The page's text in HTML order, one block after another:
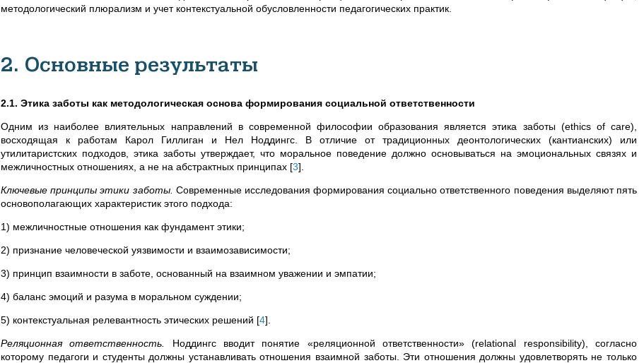
методологический плюрализм и учет контекстуальной обусловленности педагогических практик.
2. Основные результаты
2.1. Этика заботы как методологическая основа формирования социальной ответственности
Одним из наиболее влиятельных направлений в современной философии образования является этика заботы (ethics of care),
восходящая к работам Карол Гиллиган и Нел Ноддингс. В отличие от традиционных деонтологических (кантианских) или
утилитаристских подходов, этика заботы утверждает, что моральное поведение должно основываться на эмоциональных связях и
межличностных отношениях, а не на абстрактных принципах [3]
Ключевые принципы этики заботы. Современные исследования формирования социально ответственного поведения выделяют пять
основополагающих характеристик этого подхода:
1) межличностные отношения как фундамент этики;
2) признание человеческой уязвимости и взаимозависимости;
3) принцип взаимности в заботе, основанный на взаимном уважении и эмпатии;
4) баланс эмоций и разума в моральном суждении;
5) контекстуальная релевантность этических решений [4]
Реляционная ответственность.
Ноддингс вводит понятие «реляционной ответственности» (relational responsibility), согласно
которому педагоги и студенты должны устанавливать отношения взаимной заботы. Эти отношения должны удовлетворять не только